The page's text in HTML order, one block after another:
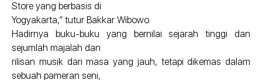
Store yang berbasis di
Yogyakarta,” tutur Bakkar Wibowo.
Hadirnya buku-buku yang bernilai sejarah tinggi dan
sejumlah majalah dan
rilisan musik dari masa yang jauh, tetapi dikemas dalam
sebuah pameran seni,